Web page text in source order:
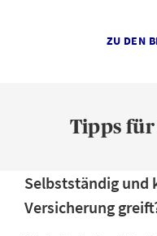
ZU DEN
Tipps für
Selbstständig und
Versicherung